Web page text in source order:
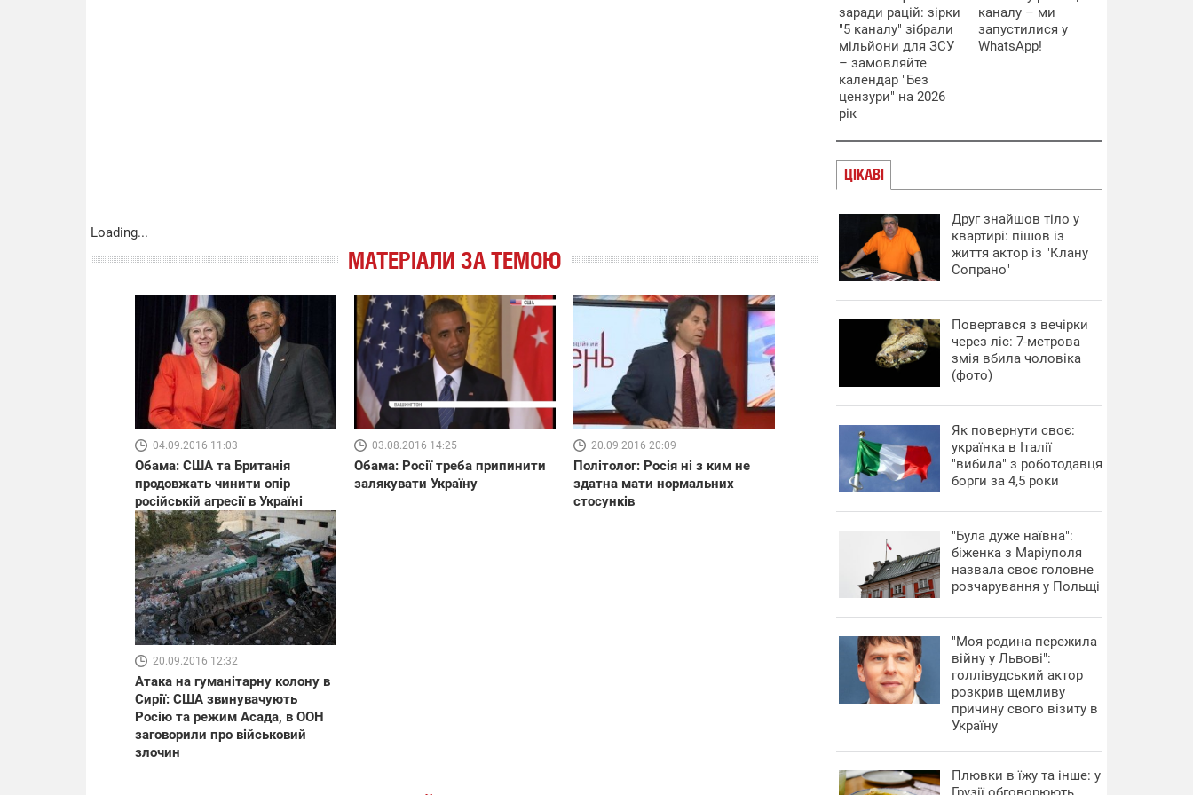
Loading...
МАТЕРІАЛИ ЗА ТЕМОЮ
04.09.2016 11:03
Обама: США та Британія
продовжать чинити опір
російській агресії в Україні
03.08.2016 14:25
Обама: Росії треба припинити
залякувати Україну
20.09.2016 20:09
Політолог: Росія ні з ким не
здатна мати нормальних
стосунків
20.09.2016 12:32
Атака на гуманітарну колону в
Сирії: США звинувачують
Росію та режим Асада, в ООН
заговорили про військовий
злочин
заради рацій: зірки
"5 каналу" зібрали
мільйони для ЗСУ
– замовляйте
календар "Без
цензури" на 2026
рік
каналу – ми
запустилися у
WhatsApp!
ЦІКАВІ
Друг знайшов тіло у
квартирі: пішов із
життя актор із "Клану
Сопрано"
Повертався з вечірки
через ліс: 7-метрова
змія вбила чоловіка
(фото)
​Як повернути своє:
українка в Італії
"вибила" з роботодавця
борги за 4,5 роки
"Була дуже наївна":
біженка з Маріуполя
назвала своє головне
розчарування у Польщі
"Моя родина пережила
війну у Львові":
голлівудський актор
розкрив щемливу
причину свого візиту в
Україну
Плювки в їжу та інше: у